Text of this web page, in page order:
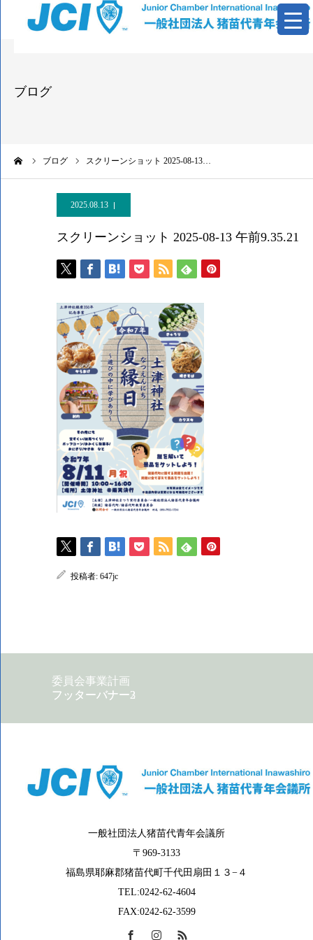
ブログ
ブログ スクリーンショット 2025-08-13…
2025.08.13
スクリーンショット 2025-08-13 午前9.35.21
投稿者: 647jc
委員会事業計画
フッターバナー2
フッターバナー3
一般社団法人猪苗代青年会議所
〒969-3133
福島県耶麻郡猪苗代町千代田扇田１３−４
TEL:0242-62-4604
FAX:0242-62-3599
情報公開
お問い合わせ